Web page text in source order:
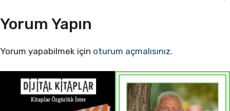
Yorum Yapın
Yorum yapabilmek için oturum açmalısınız.